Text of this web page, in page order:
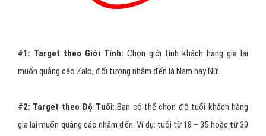
#1: Target theo Giới Tính: Chọn giới tính khách hàng gia lai
muốn quảng cáo Zalo, đối tượng nhắm đến là Nam hay Nữ.
#2: Target theo Độ Tuổi: Bạn có thể chọn độ tuổi khách hàng
gia lai muốn quảng cáo nhắm đến. Ví dụ: tuổi từ 18 – 35 hoặc từ 30